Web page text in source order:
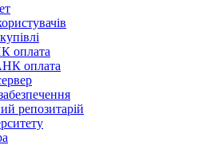
оплата
репозитарій